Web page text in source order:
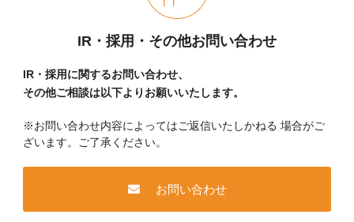
IR・採用・その他お問い合わせ
IR・採用に関するお問い合わせ、
その他ご相談は以下よりお願いいたします。
※お問い合わせ内容によってはご返信いたしかねる 場合がご
ざいます。ご了承ください。
お問い合わせ